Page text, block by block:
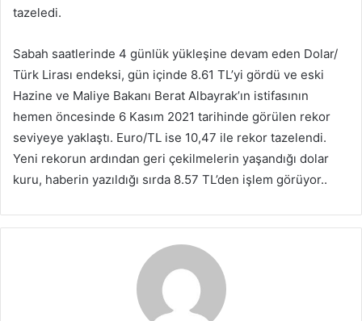
tazeledi.
Sabah saatlerinde 4 günlük yükleşine devam eden Dolar/
Türk Lirası endeksi, gün içinde 8.61 TL’yi gördü ve eski
Hazine ve Maliye Bakanı Berat Albayrak’ın istifasının
hemen öncesinde 6 Kasım 2021 tarihinde görülen rekor
seviyeye yaklaştı. Euro/TL ise 10,47 ile rekor tazelendi.
Yeni rekorun ardından geri çekilmelerin yaşandığı dolar
kuru, haberin yazıldığı sırda 8.57 TL’den işlem görüyor..